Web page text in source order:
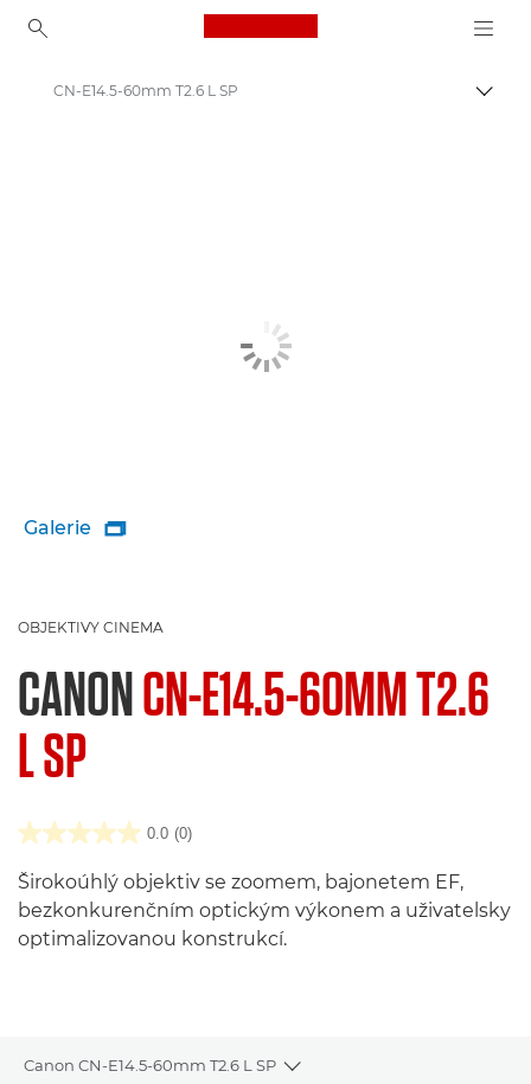
Canon Logo, back to
CN-E14.5-60mm T2.6 L SP
Galerie 
OBJEKTIVY CINEMA
CANONCN-E14.5-60MM T2.6
L SP
0.0 (0)
Širokoúhlý objektiv se zoomem, bajonetem EF,
bezkonkurenčním optickým výkonem a uživatelsky
optimalizovanou konstrukcí.
Canon CN-E14.5-60mm T2.6 L SP
Toggle breadcrumbs